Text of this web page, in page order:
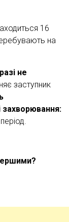
16
на
не
заступник
захворювання: